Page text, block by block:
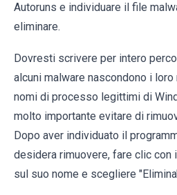
Autoruns e individuare il file
eliminare.
Dovresti scrivere per intero
alcuni malware nascondono i
nomi di processo legittimi di
molto importante evitare di
Dopo aver individuato il
desidera rimuovere, fare clic
sul suo nome e scegliere